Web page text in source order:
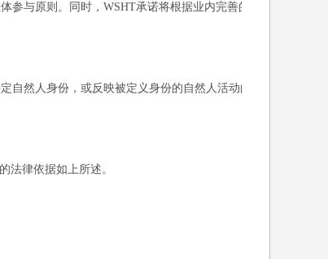
与原则。同时，WSHT承诺将根据业内完善的
自然人身份，或反映被定义身份的自然人活动的
法律依据如上所述。